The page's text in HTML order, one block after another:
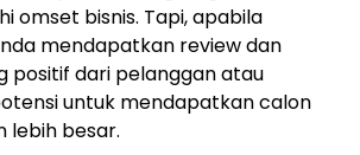
omset bisnis. Tapi, apabila
mendapatkan review dan
positif dari pelanggan atau
untuk mendapatkan calon
lebih besar.